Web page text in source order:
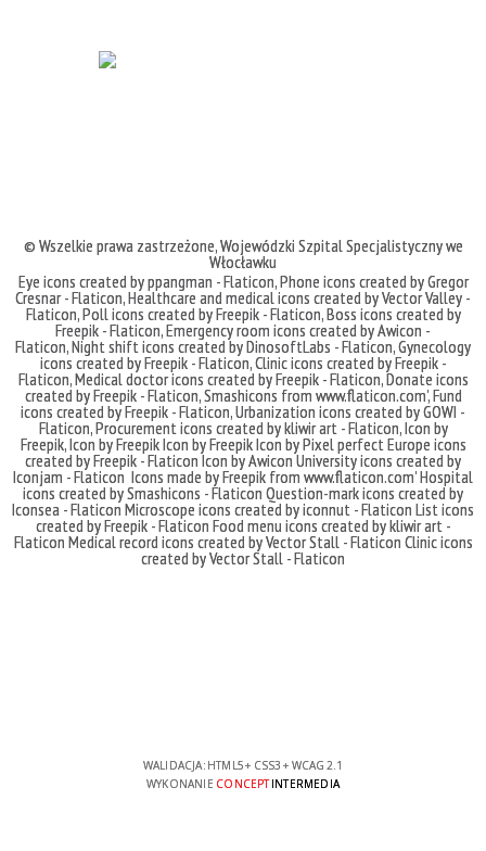
© Wszelkie prawa zastrzeżone,Wojewódzki Szpital Specjalistyczny we
Włocławku
Eye icons created by ppangman - Flaticon,Phone icons created by Gregor
Cresnar - Flaticon,Healthcare and medical icons created by Vector Valley -
Flaticon,Poll icons created by Freepik - Flaticon,Boss icons created by
Freepik - Flaticon,Emergency room icons created by Awicon -
Flaticon,Night shift icons created by DinosoftLabs - Flaticon,Gynecology
icons created by Freepik - Flaticon,Clinic icons created by Freepik -
Flaticon,Medical doctor icons created by Freepik - Flaticon,Donate icons
created by Freepik - Flaticon,Smashicons from www.flaticon.com',Fund
icons created by Freepik - Flaticon,Urbanization icons created by GOWI -
Flaticon,Procurement icons created by kliwir art - Flaticon,Icon by
Freepik,Icon by FreepikIcon by FreepikIcon by Pixel perfectEurope icons
created by Freepik - Flaticon Icon by Awicon University icons created by
Iconjam - Flaticon Icons made byFreepik from www.flaticon.com'Hospital
icons created by Smashicons - Flaticon Question-mark icons created by
Iconsea - Flaticon Microscope icons created by iconnut - Flaticon List icons
created by Freepik - Flaticon Food menu icons created by kliwir art -
Flaticon Medical record icons created by Vector Stall - Flaticon Clinic icons
created by Vector Stall - Flaticon
WALIDACJA: HTML5+ CSS3 + WCAG 2.1
WYKONANIE CONCEPTINTERMEDIA